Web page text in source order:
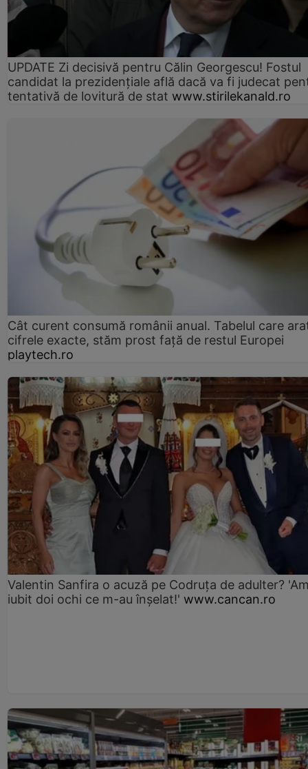
UPDATE Zi decisivă pentru Călin Georgescu! Fostul
candidat la prezidențiale află dacă va fi judecat
tentativă de lovitură de stat www.stirilekanald.ro
Cât curent consumă românii anual. Tabelul care
cifrele exacte, stăm prost faţă de restul Europei
playtech.ro
Valentin Sanfira o acuză pe Codruța de adulter?
iubit doi ochi ce m-au înșelat!' www.cancan.ro